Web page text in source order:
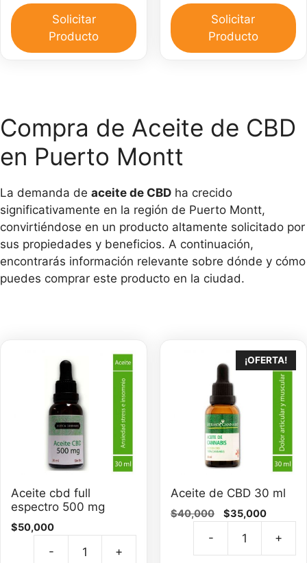
$50,000.$45,000.
CBD
30
30
gr
cantidad
Solicitar
Producto
$25,000.$15,000.
Solicitar
Producto
Compra de Aceite de CBD
en Puerto Montt
La demanda de aceite de CBD ha crecido
significativamente en la región de Puerto Montt,
convirtiéndose en un producto altamente solicitado por
sus propiedades y beneficios. A continuación,
encontrarás información relevante sobre dónde y cómo
puedes comprar este producto en la ciudad.
Aceite cbd full
espectro 500 mg
$50,000
- +
¡OFERTA!
Aceite de CBD 30 ml
$40,000
El
original
era:
$35,000El
actual
es:
- +